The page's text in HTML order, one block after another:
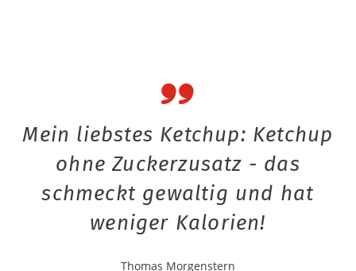
Mein liebstes Ketchup: Ketchup
ohne Zuckerzusatz - das
schmeckt gewaltig und hat
weniger Kalorien!
Thomas Morgenstern